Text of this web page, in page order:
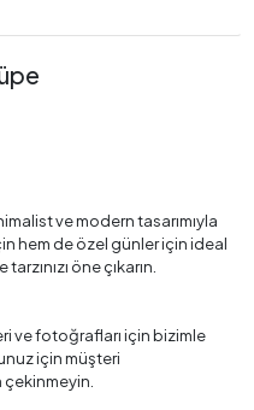
ve modern tasarımıyla
hem de özel günler için ideal
öne çıkarın.
ve fotoğrafları için bizimle
için müşteri